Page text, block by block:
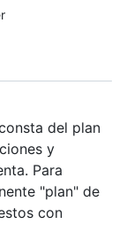
del plan
y
Para
"plan" de
con